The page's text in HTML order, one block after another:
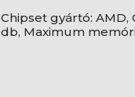
Chipset gyártó: AMD,
db, Maximum